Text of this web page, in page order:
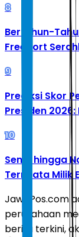
8
Bertahun-
Freeport
9
Prediksi Skor
Presiden
10
Senpi hingga
Ternyata Milik
JawaPos.com
perusahaan
berita terkini,